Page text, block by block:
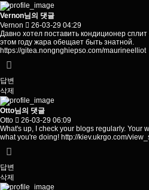
Vernon님의 댓글
Vernon
26-03-29 04:29
Давно хотел поставить кондиционер
этом году жара обещает быть знатной.
https://gitea.nongnghiepso.com/maurineelliot
답변
삭제
Otto님의 댓글
Otto
26-03-29 06:09
What's up, I check your blogs regularly. Your
what you're doing! http://kiev.ukrgo.com/
답변
삭제